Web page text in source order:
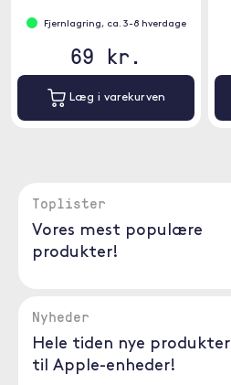
Fjernlagring, ca. 3-8 hverdage
69 kr.
Læg i varekurven
Toplister
Vores mest populære
produkter!
Nyheder
Hele tiden nye produkter
til Apple-enheder!